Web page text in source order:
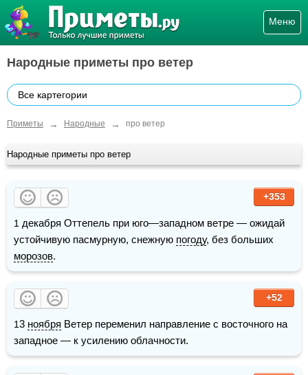
Меню
Народные приметы про ветер
Все картегории
Приметы → Народные → про ветер
Народные приметы про ветер
+353
1 декабря Оттепель при юго—западном ветре — ожидай
устойчивую пасмурную, снежную погоду
морозов.
+52
13 ноября Ветер переменил направление с восточного на
западное — к усилению облачности.